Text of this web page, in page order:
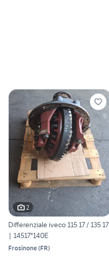
2
Differenziale iveco 115 17 / 135 17
| 14517"140E
Frosinone(FR)